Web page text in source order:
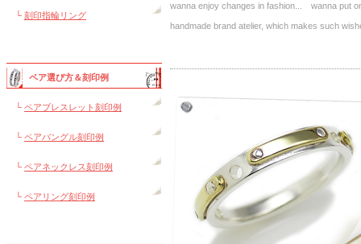
└ 刻印指輪リング
ペア選び方＆刻印例
└ ペアブレスレット刻印例
└ ペアバングル刻印例
└ ペアネックレス刻印例
└ ペアリング刻印例
wanna enjoy changes in fashion... wanna put
handmade brand atelier, which makes such